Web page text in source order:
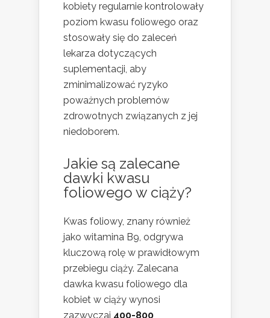
kobiety regularnie kontrolowały
poziom kwasu foliowego oraz
stosowały się do zaleceń
lekarza dotyczących
suplementacji, aby
zminimalizować ryzyko
poważnych problemów
zdrowotnych związanych z jej
niedoborem.
Jakie są zalecane
dawki kwasu
foliowego w ciąży?
Kwas foliowy, znany również
jako witamina B9, odgrywa
kluczową rolę w prawidłowym
przebiegu ciąży. Zalecana
dawka kwasu foliowego dla
kobiet w ciąży wynosi
zazwyczaj 400-800